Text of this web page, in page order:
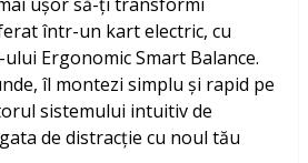
într-un kart electric, cu
Ergonomic Smart Balance.
îl montezi simplu și rapid pe
sistemului intuitiv de
de distracție cu noul tău